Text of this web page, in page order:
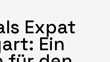
Expat
Ein